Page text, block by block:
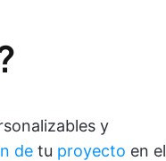
y
de tu proyecto en el